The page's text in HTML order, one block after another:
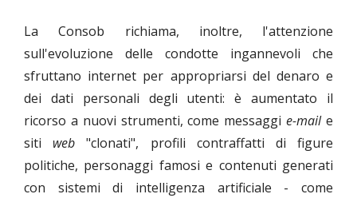
La Consob richiama, inoltre, l'attenzione
sull'evoluzione delle condotte ingannevoli che
sfruttano internet per appropriarsi del denaro e
dei dati personali degli utenti: è aumentato il
ricorso a nuovi strumenti, come messaggie-maile
siti web "clonati", profili contraffatti di figure
politiche, personaggi famosi e contenuti generati
con sistemi di intelligenza artificiale - come